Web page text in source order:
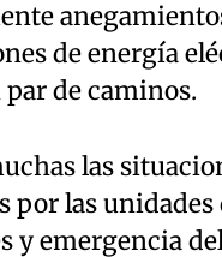
de energía
de caminos.
las
por las unidades
y emergencia